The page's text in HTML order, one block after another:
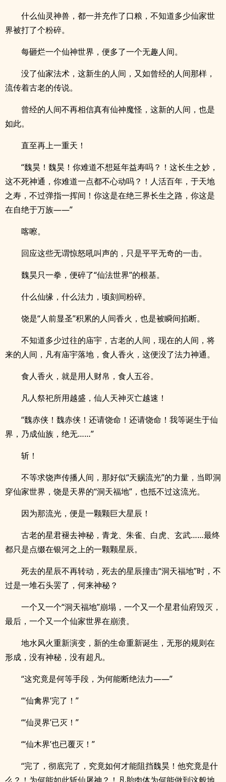
什么仙灵神兽，都一并充作了口粮，不知道多少仙家世
界被打了个粉碎。
每砸烂一个仙神世界，便多了一个无趣人间。
没了仙家法术，这新生的人间，又如曾经的人间那样，
流传着古老的传说。
曾经的人间不再相信真有仙神魔怪，这新的人间，也是
如此。
直至再上一重天！
“魏昊！魏昊！你难道不想延年益寿吗？！这长生之妙，
这不死神通，你难道一点都不心动吗？！人活百年，于天地
之寿，不过弹指一挥间！你这是在绝三界长生之路，你这是
在自绝于万族——”
喀嚓。
回应这些无谓惊怒吼叫声的，只是平平无奇的一击。
魏昊只一拳，便碎了“仙法世界”的根基。
什么仙缘，什么法力，顷刻间粉碎。
饶是“人前显圣”积累的人间香火，也是被瞬间掐断。
不知道多少过往的庙宇，古老的人间，现在的人间，将
来的人间，凡有庙宇落地，食人香火，这便没了法力神通。
食人香火，就是用人财帛，食人五谷。
凡人祭祀所用越盛，仙人天神灭亡越速！
“魏赤侠！魏赤侠！还请饶命！还请饶命！我等诞生于仙
界，乃成仙族，绝无……”
斩！
不等求饶声传播人间，那好似“天赐流光”的力量，当即洞
穿仙家世界，饶是天界的“洞天福地”，也抵不过这流光。
因为那流光，便是一颗颗巨大星辰！
古老的星君褪去神秘，青龙、朱雀、白虎、玄武……最终
都只是点缀在银河之上的一颗颗星辰。
死去的星辰不再转动，死去的星辰撞击“洞天福地”时，不
过是一堆石头罢了，何来神秘？
一个又一个“洞天福地”崩塌，一个又一个星君仙府毁灭，
最后，一个又一个仙家世界在崩溃。
地水风火重新演变，新的生命重新诞生，无形的规则在
形成，没有神秘，没有超凡。
“这究竟是何等手段，为何能断绝法力——”
“‘仙禽界’完了！”
“‘仙灵界’已灭！”
“‘仙木界’也已覆灭！”
“完了，彻底完了，究竟如何才能阻挡魏昊！他究竟是什